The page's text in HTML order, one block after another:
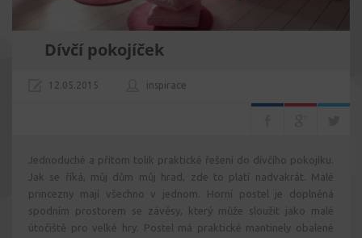
Dívčí pokojíček
12.05.2015 inspirace
Jednoduché a přitom tolik praktické řešení do dívčího pokojíku.
Jak se říká, můj dům můj hrad, zde to platí nadvakrát. Malé
princezny mají všechno v jednom. Horní postel je doplněná
spodním prostorem se závěsy, který může sloužit jako malé
útočiště pro velké hry. Postel má praktické mantinely obalené